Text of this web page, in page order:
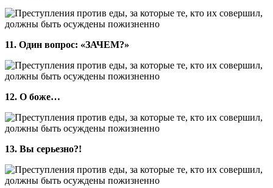
11. Один вопрос: «ЗАЧЕМ?»
12. О боже…
13. Вы серьезно?!